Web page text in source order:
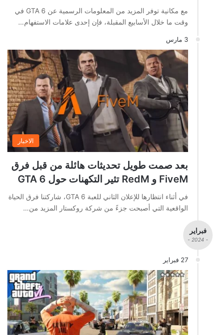
مع مكانية توفر المزيد من المعلومات الرسمية عن GTA 6 في
وقت ما خلال الأسابيع المقبلة، فإن إحدى علامات الاستفهام…
3 مارس
الاخبار
بعد صمت طويل تحديثات هائلة من قبل فرق
FiveM و RedM تثير التكهنات حول GTA 6
في أثناء انتظارها للإعلان الثاني للعبة GTA 6، شاركتنا فرق الحياة
الواقعية التي أصبحت جزءً من شركة روكستار المزيد من…
فبراير
- 2024 -
27 فبراير